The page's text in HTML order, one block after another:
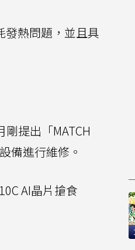
發熱問題，並且具
剛提出「MATCH
備進行維修。
AI晶片搶食